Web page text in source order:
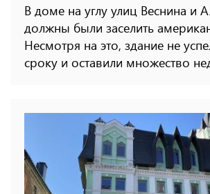
В доме на углу улиц Веснина и
должны были заселить
Несмотря на это, здание не
сроку и оставили множество